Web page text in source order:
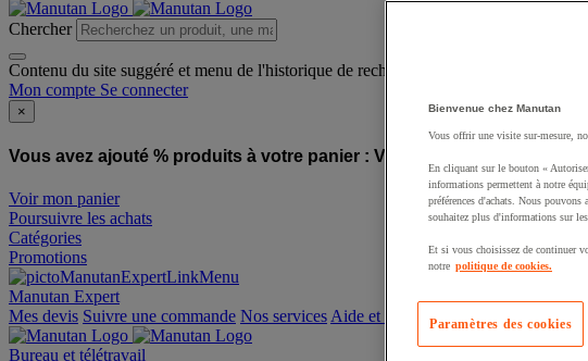
Chercher
Contenu du site suggéré et menu de l'historique de recherche
Mon compte Se connecter
×
Vous avez ajouté % produits à votre panier : Vous avez ajouté un
Voir mon panier
Poursuivre les achats
Catégories
Promotions
Manutan Expert
offre reconditionnée
Mes devis Suivre une commande Nos services Aide et contact
Bienvenue chez Manutan
Vous offrir une visite sur-mesure,
En cliquant sur le bouton «
informations permettent à notre
préférences d'achats. Nous
souhaitez plus d'informations sur
Et si vous choisissez de continuer
notre politique de cookies.
Paramètres des cookies